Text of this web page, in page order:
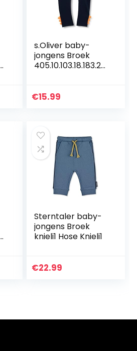
s.Oliver baby-
jongens Broek
405.10.103.18.183.20
€15.99
Sterntaler baby-
jongens Broek
knieli1 Hose Knieli1
€22.99